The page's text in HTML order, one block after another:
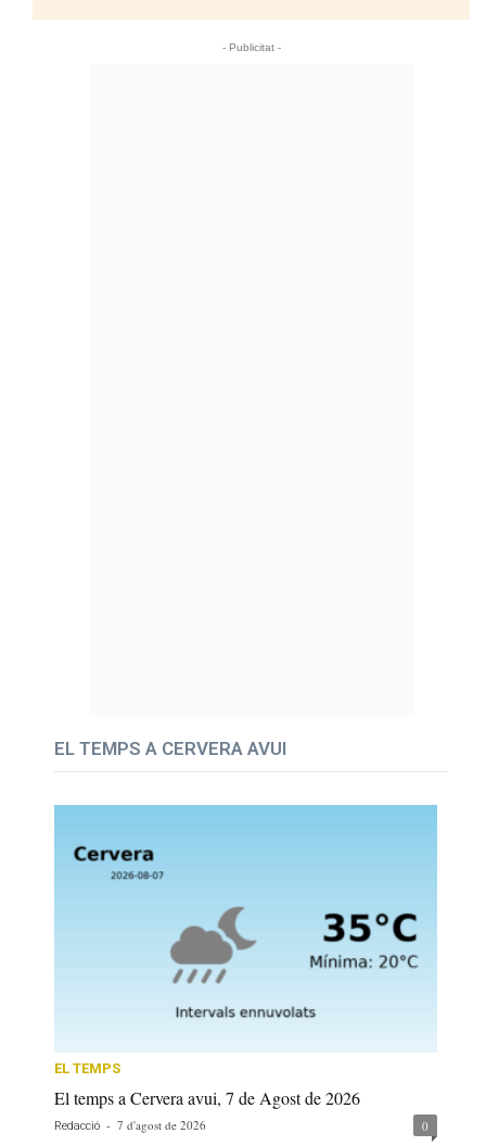
- Publicitat -
EL TEMPS A CERVERA AVUI
EL TEMPS
El temps a Cervera avui, 7 de Agost de 2026
Redacció - 7 d'agost de 2026 0